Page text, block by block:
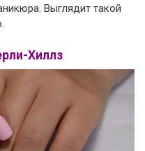
Выглядит такой
Хиллз